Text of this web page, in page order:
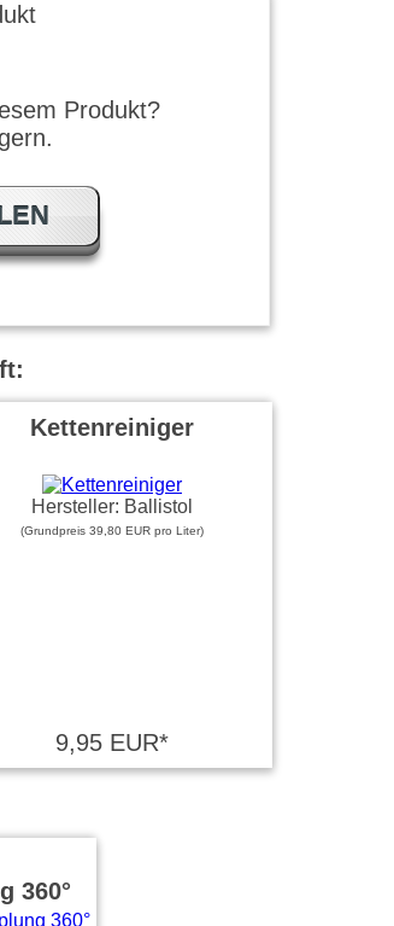
Produkt?
Kettenreiniger
Hersteller: Ballistol
(Grundpreis 39,80 EUR pro Liter)
9,95 EUR*
360°